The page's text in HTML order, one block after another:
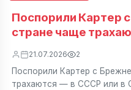
Поспорили Картер
стране чаще
21.07.2026 2
Поспорили Картер с
трахаются — в СССР или в